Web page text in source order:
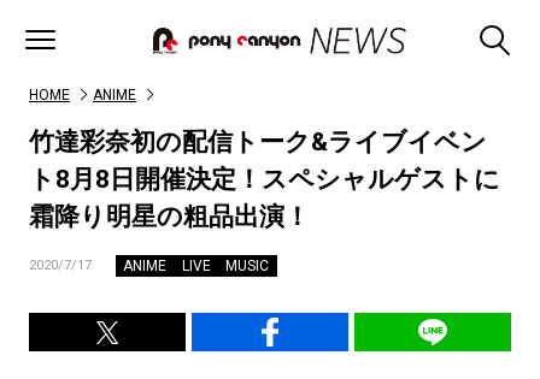
HOME ANIME
竹達彩奈初の配信トーク&ライブイベン
ト8月8日開催決定！スペシャルゲストに
霜降り明星の粗品出演！
2020/7/17 ANIME LIVE MUSIC